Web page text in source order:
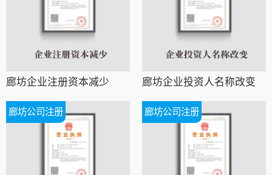
廊坊企业注册资本减少 廊坊企业投资人名称改变
廊坊公司注册 廊坊公司注册